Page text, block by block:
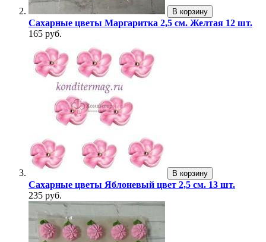
В корзину
Сахарные цветы Маргаритка 2,5 см. Желтая 12 шт.
165 руб.
В корзину
Сахарные цветы Яблоневый цвет 2,5 см. 13 шт.
235 руб.